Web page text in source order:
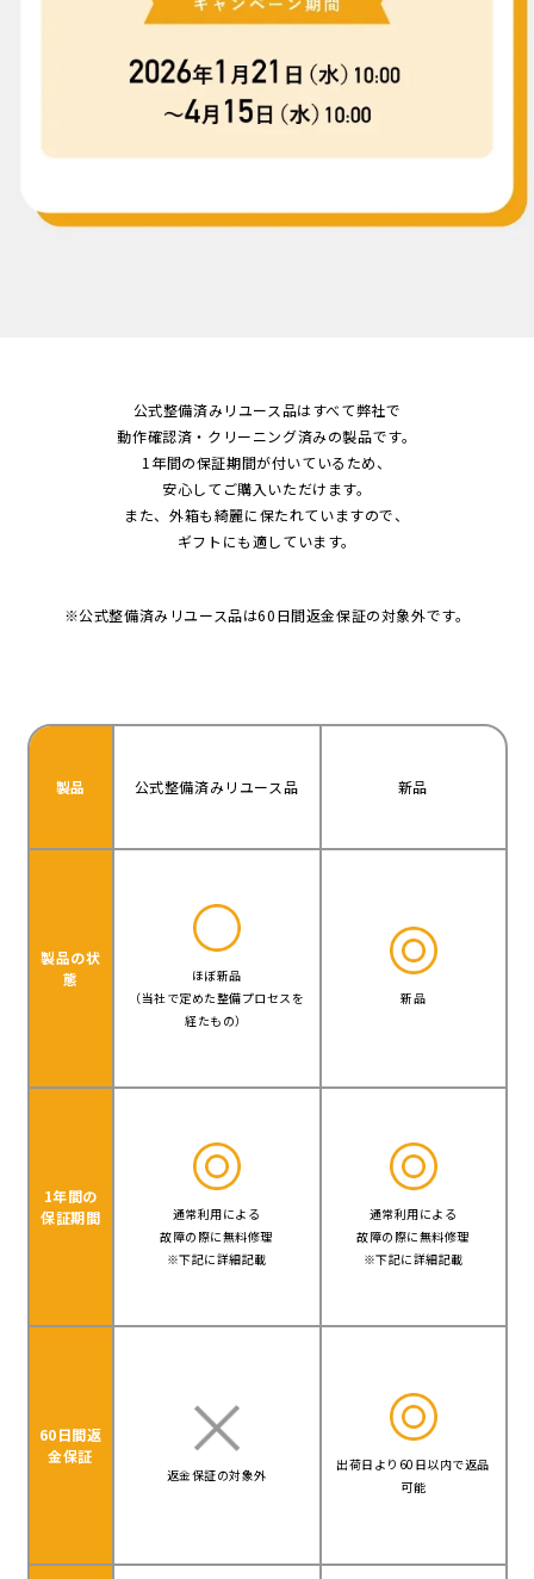
公式整備済みリユース品はすべて弊社で
動作確認済・クリーニング済みの製品です。
1年間の保証期間が付いているため、
安心してご購入いただけます。
また、外箱も綺麗に保たれていますので、
ギフトにも適しています。
※公式整備済みリユース品は60日間返金保証の対象外です。
製品 公式整備済みリユース品 新品
製品の状
態
ほぼ新品
（当社で定めた整備プロセスを
経たもの）
新品
1年間の
保証期間
通常利用による
故障の際に無料修理
※下記に詳細記載
通常利用による
故障の際に無料修理
※下記に詳細記載
60日間返
金保証
返金保証の対象外
出荷日より60日以内で返品
可能